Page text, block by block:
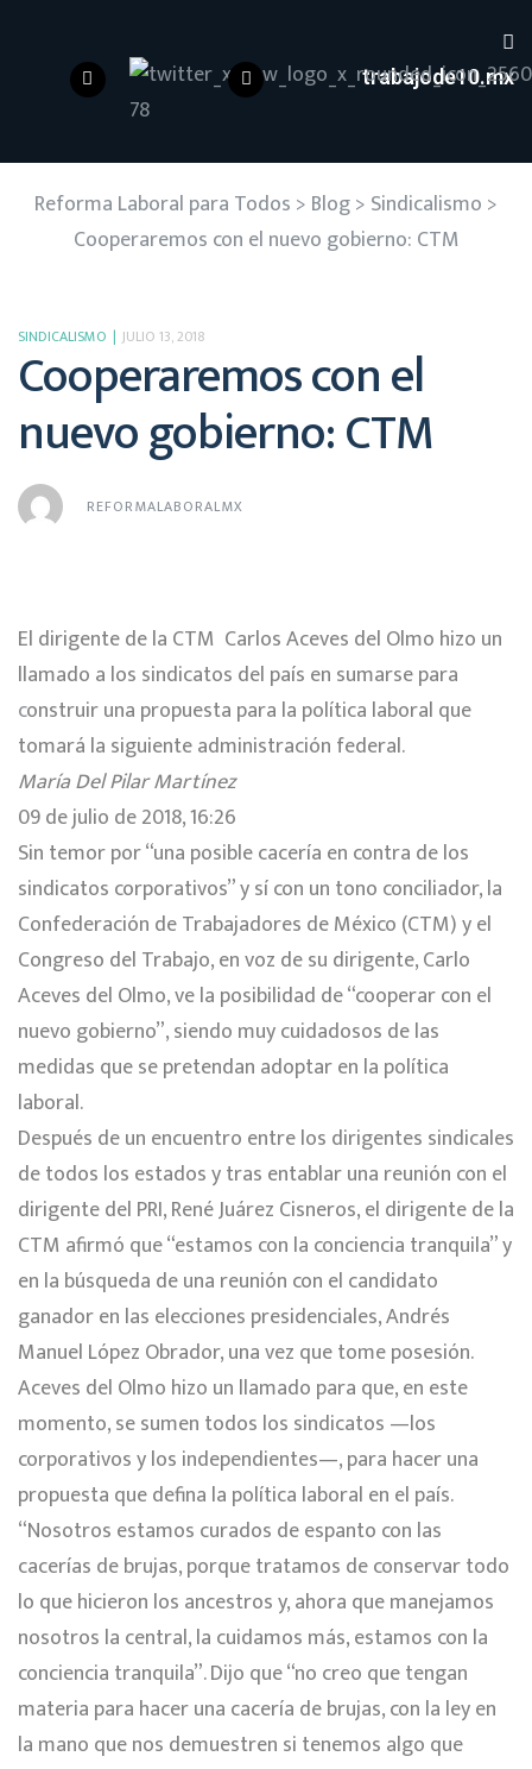
trabajode10.mx
Reforma Laboral para Todos > Blog> Sindicalismo >
Cooperaremos con el nuevo gobierno: CTM
SINDICALISMO JULIO 13, 2018
Cooperaremos con el
nuevo gobierno: CTM
REFORMALABORALMX
El dirigente de la CTM Carlos Aceves del Olmo hizo un
llamado a los sindicatos del país en sumarse para
construir una propuesta para la política laboral que
tomará la siguiente administración federal.
María Del Pilar Martínez
09 de julio de 2018, 16:26
Sin temor por “una posible cacería en contra de los
sindicatos corporativos” y sí con un tono conciliador, la
Confederación de Trabajadores de México (CTM) y el
Congreso del Trabajo, en voz de su dirigente, Carlo
Aceves del Olmo, ve la posibilidad de “cooperar con el
nuevo gobierno”, siendo muy cuidadosos de las
medidas que se pretendan adoptar en la política
laboral.
Después de un encuentro entre los dirigentes sindicales
de todos los estados y tras entablar una reunión con el
dirigente del PRI, René Juárez Cisneros, el dirigente de la
CTM afirmó que “estamos con la conciencia tranquila” y
en la búsqueda de una reunión con el candidato
ganador en las elecciones presidenciales, Andrés
Manuel López Obrador, una vez que tome posesión.
Aceves del Olmo hizo un llamado para que, en este
momento, se sumen todos los sindicatos —los
corporativos y los independientes—, para hacer una
propuesta que defina la política laboral en el país.
“Nosotros estamos curados de espanto con las
cacerías de brujas, porque tratamos de conservar todo
lo que hicieron los ancestros y, ahora que manejamos
nosotros la central, la cuidamos más, estamos con la
conciencia tranquila”. Dijo que “no creo que tengan
materia para hacer una cacería de brujas, con la ley en
la mano que nos demuestren si tenemos algo que